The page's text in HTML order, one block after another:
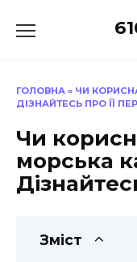
до
ГОЛОВНА » ЧИ
ДІЗНАЙТЕСЬ ПРО ЇЇ
Чи
морська
Зміст